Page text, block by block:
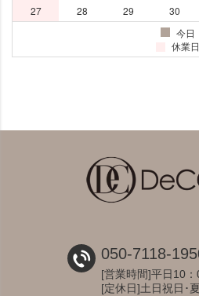
050-7118-
[営業時間]平日10
[定休日]土日祝日･